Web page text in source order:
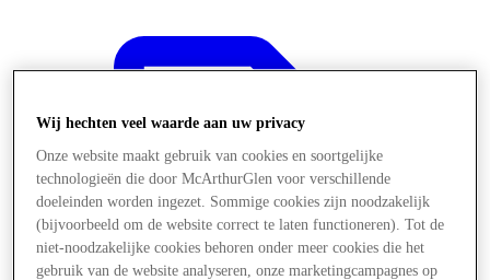
Wij hechten veel waarde aan uw privacy
Onze website maakt gebruik van cookies en soortgelijke
technologieën die door McArthurGlen voor verschillende
doeleinden worden ingezet. Sommige cookies zijn noodzakelijk
(bijvoorbeeld om de website correct te laten functioneren). Tot de
niet-noodzakelijke cookies behoren onder meer cookies die het
gebruik van de website analyseren, onze marketingcampagnes op